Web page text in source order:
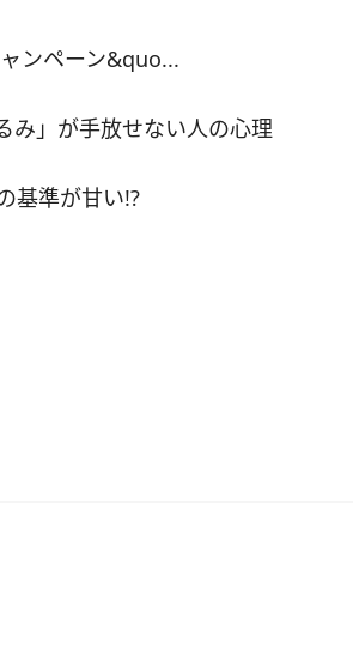
格は、「牛角コース」が2,680円
価格3,528円)、「牛角堪能コー
放題」が3,500円(通常価格4,053
ンペーン&quo...
」が手放せない人の心理
基準が甘い!?